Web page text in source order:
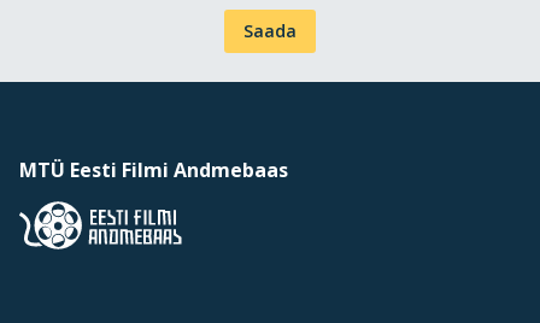
Saada
MTÜ Eesti Filmi Andmebaas